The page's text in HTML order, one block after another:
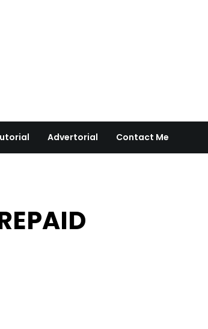
Advertorial Contact Me